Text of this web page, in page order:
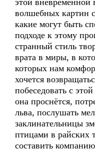
этой вневременной
волшебных картин
какие могут быть
подходе к этому
странный стиль
врата в миры, в
которых нам
хочется
побеседовать с
она проснётся,
льва, послушать
заклинательницы
птицами в райских
составить